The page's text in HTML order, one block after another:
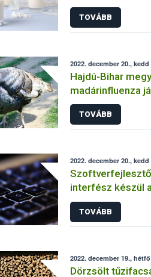
körvizsgálatán
TOVÁBB
2022. december 20., kedd
Hajdú-Bihar
madárinfluenza
TOVÁBB
2022. december 20., kedd
interfész készül
gazdálkodási
TOVÁBB
2022. december 19., hétfő
Dörzsölt